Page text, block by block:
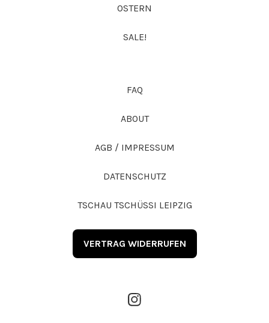
OSTERN
SALE!
FAQ
ABOUT
AGB / IMPRESSUM
DATENSCHUTZ
TSCHAU TSCHÜSSI LEIPZIG
VERTRAG WIDERRUFEN